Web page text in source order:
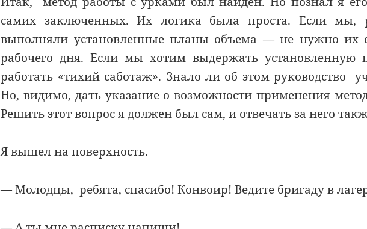
самих заключенных. Их логика была проста. Если мы,
выполняли установленные планы объема — не нужно их
рабочего дня. Если мы хотим выдержать установленную
работать «тихий саботаж». Знало ли об этом руководство
Но, видимо, дать указание о возможности применения
Решить этот вопрос я должен был сам, и отвечать за него
Я вышел на поверхность.
— Молодцы, ребята, спасибо! Конвоир! Ведите бригаду в